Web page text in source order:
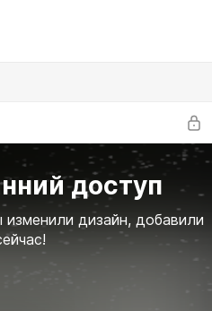
доступ
дизайн, добавили